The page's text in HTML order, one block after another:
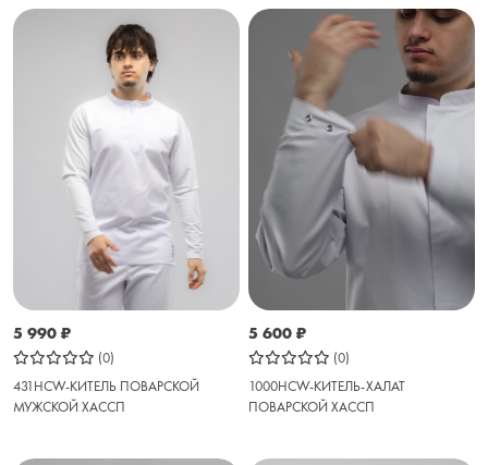
5 990 ₽
(0)
431HCW-КИТЕЛЬ ПОВАРСКОЙ
МУЖСКОЙ ХАССП
5 600 ₽
(0)
1000HCW-КИТЕЛЬ-ХАЛАТ
ПОВАРСКОЙ ХАССП